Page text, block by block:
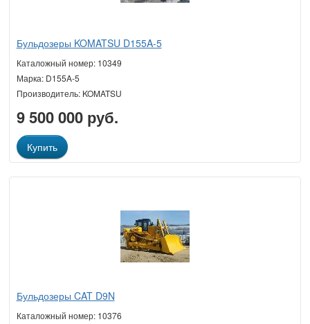
Бульдозеры KOMATSU D155A-5
Каталожный номер: 10349
Марка: D155A-5
Производитель: KOMATSU
9 500 000 руб.
Купить
Бульдозеры CAT D9N
Каталожный номер: 10376